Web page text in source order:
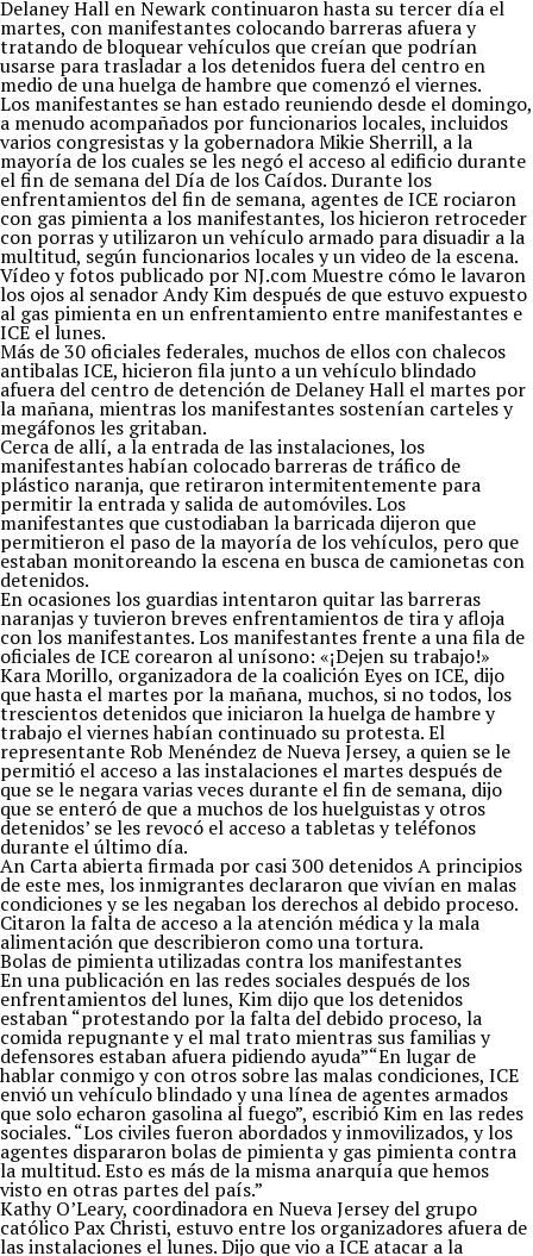
Delaney Hall en Newark continuaron hasta su tercer día el
martes, con manifestantes colocando barreras afuera y
tratando de bloquear vehículos que creían que podrían
usarse para trasladar a los detenidos fuera del centro en
medio de una huelga de hambre que comenzó el viernes.
Los manifestantes se han estado reuniendo desde el domingo,
a menudo acompañados por funcionarios locales, incluidos
varios congresistas y la gobernadora Mikie Sherrill, a la
mayoría de los cuales se les negó el acceso al edificio durante
el fin de semana del Día de los Caídos. Durante los
enfrentamientos del fin de semana, agentes de ICE rociaron
con gas pimienta a los manifestantes, los hicieron retroceder
con porras y utilizaron un vehículo armado para disuadir a la
multitud, según funcionarios locales y un video de la escena.
Vídeo y fotos publicado por NJ.com Muestre cómo le lavaron
los ojos al senador Andy Kim después de que estuvo expuesto
al gas pimienta en un enfrentamiento entre manifestantes e
ICE el lunes.
Más de 30 oficiales federales, muchos de ellos con chalecos
antibalas ICE, hicieron fila junto a un vehículo blindado
afuera del centro de detención de Delaney Hall el martes por
la mañana, mientras los manifestantes sostenían carteles y
megáfonos les gritaban.
Cerca de allí, a la entrada de las instalaciones, los
manifestantes habían colocado barreras de tráfico de
plástico naranja, que retiraron intermitentemente para
permitir la entrada y salida de automóviles. Los
manifestantes que custodiaban la barricada dijeron que
permitieron el paso de la mayoría de los vehículos, pero que
estaban monitoreando la escena en busca de camionetas con
detenidos.
En ocasiones los guardias intentaron quitar las barreras
naranjas y tuvieron breves enfrentamientos de tira y afloja
con los manifestantes. Los manifestantes frente a una fila de
oficiales de ICE corearon al unísono: «¡Dejen su trabajo!»
Kara Morillo, organizadora de la coalición Eyes on ICE, dijo
que hasta el martes por la mañana, muchos, si no todos, los
trescientos detenidos que iniciaron la huelga de hambre y
trabajo el viernes habían continuado su protesta. El
representante Rob Menéndez de Nueva Jersey, a quien se le
permitió el acceso a las instalaciones el martes después de
que se le negara varias veces durante el fin de semana, dijo
que se enteró de que a muchos de los huelguistas y otros
detenidos’ se les revocó el acceso a tabletas y teléfonos
durante el último día.
An Carta abierta firmada por casi 300 detenidos A principios
de este mes, los inmigrantes declararon que vivían en malas
condiciones y se les negaban los derechos al debido proceso.
Citaron la falta de acceso a la atención médica y la mala
alimentación que describieron como una tortura.
Bolas de pimienta utilizadas contra los manifestantes
En una publicación en las redes sociales después de los
enfrentamientos del lunes, Kim dijo que los detenidos
estaban “protestando por la falta del debido proceso, la
comida repugnante y el mal trato mientras sus familias y
defensores estaban afuera pidiendo ayuda”“En lugar de
hablar conmigo y con otros sobre las malas condiciones, ICE
envió un vehículo blindado y una línea de agentes armados
que solo echaron gasolina al fuego”, escribió Kim en las redes
sociales. “Los civiles fueron abordados y inmovilizados, y los
agentes dispararon bolas de pimienta y gas pimienta contra
la multitud. Esto es más de la misma anarquía que hemos
visto en otras partes del país.”
Kathy O’Leary, coordinadora en Nueva Jersey del grupo
católico Pax Christi, estuvo entre los organizadores afuera de
las instalaciones el lunes. Dijo que vio a ICE atacar a la